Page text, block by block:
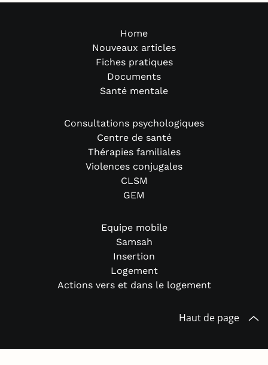
Home
Nouveaux articles
Fiches pratiques
Documents
Santé mentale
Consultations psychologiques
Centre de santé
Thérapies familiales
Violences conjugales
CLSM
GEM
Equipe mobile
Samsah
Insertion
Logement
Actions vers et dans le logement
Haut de page